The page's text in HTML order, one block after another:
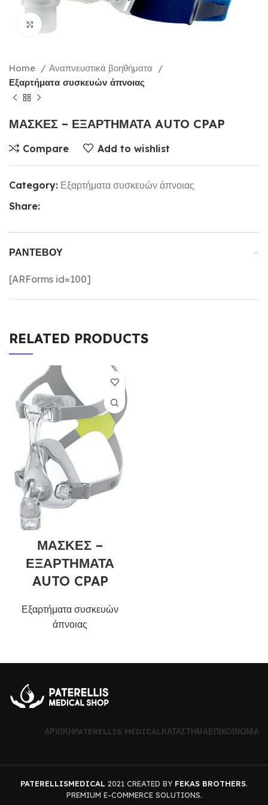
Home
Αναπνευστικά βοηθήματα
Εξαρτήματα συσκευών άπνοιας
ΜΑΣΚΕΣ – ΕΞΑΡΤΗΜΑΤΑ AUTO CPAP
Compare Add to wishlist
Category: Εξαρτήματα συσκευών άπνοιας
Share:
ΡΑΝΤΕΒΟΎ
[ARForms id=100]
RELATED PRODUCTS
ΜΑΣΚΕΣ –
ΕΞΑΡΤΗΜΑΤΑ
AUTO CPAP
Εξαρτήματα συσκευών
άπνοιας
ΑΡΧΙΚΉPATERELLIS MEDICALΚΑΤΆΣΤΗΜΑΕΠΙΚΟΙΝΩΝΊΑ
PATERELLISMEDICAL 2021 CREATED BY FEKAS BROTHERS.
PREMIUM E-COMMERCE SOLUTIONS.